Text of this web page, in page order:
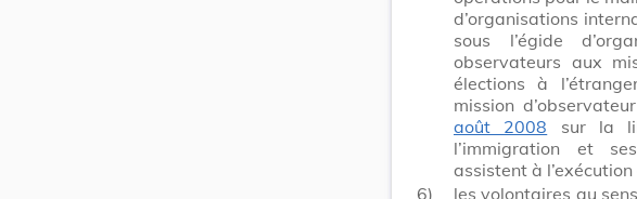
d’organisations
sous l’égide
observateurs aux
élections à
mission
août 2008 sur la
l’immigration et
assistent à l’exécution
6)
les volontaires au